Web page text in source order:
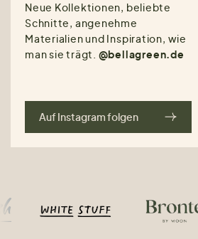
Neue Kollektionen, beliebte
Schnitte, angenehme
Materialien und Inspiration, wie
man sie trägt. @bellagreen.de
Auf Instagram folgen